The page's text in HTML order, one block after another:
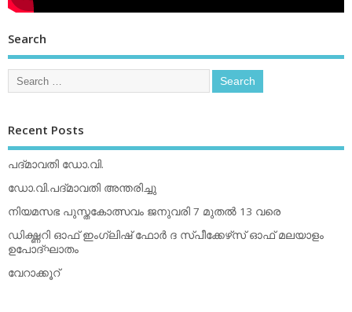
Search
Recent Posts
പദ്മാവതി ഡോ.വി.
ഡോ.വി.പദ്മാവതി അന്തരിച്ചു
നിയമസഭ പുസ്തകോത്സവം ജനുവരി 7 മുതല്‍ 13 വരെ
ഡിക്ഷ്ണറി ഓഫ് ഇംഗ്ലിഷ് ഫോര്‍ ദ സ്പീക്കേഴ്‌സ് ഓഫ് മലയാളം
ഉപോദ്ഘാതം
വേറാക്കൂറ്